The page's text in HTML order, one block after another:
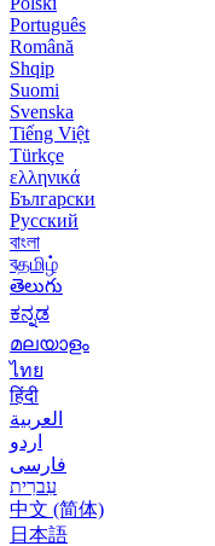
Português
Română
Shqip
Suomi
Svenska
Tiếng Việt
Türkçe
ελληνικά
Български
Русский
বাংলা
বதமிழ்
తెలుగు
ಕನ್ನಡ
മലയാളം
ไทย
हिंदी
العربية
اردو
فارسی
עִברִית
中文 (简体)
日本語